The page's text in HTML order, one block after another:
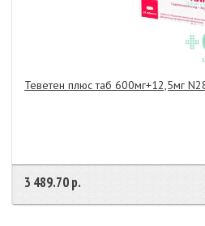
Теветен плюс таб 600мг+12,5мг
3 489.70 р.